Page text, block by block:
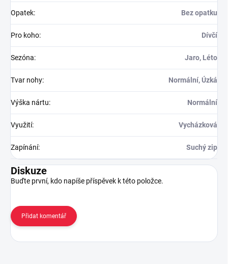
Opatek: Bez opatku
Pro koho: Dívčí
Sezóna: Jaro, Léto
Tvar nohy: Normální, Úzká
Výška nártu: Normální
Využití: Vycházková
Zapínání: Suchý zip
Diskuze
Buďte první, kdo napíše příspěvek k této položce.
Přidat komentář